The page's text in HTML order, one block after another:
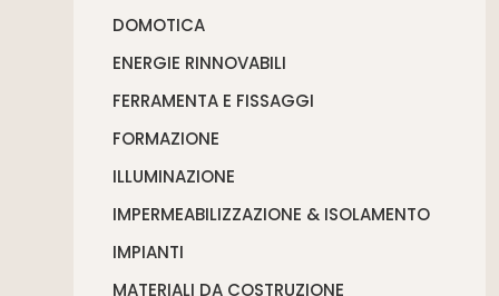
DOMOTICA
ENERGIE RINNOVABILI
FERRAMENTA E FISSAGGI
FORMAZIONE
ILLUMINAZIONE
IMPERMEABILIZZAZIONE & ISOLAMENTO
IMPIANTI
MATERIALI DA COSTRUZIONE